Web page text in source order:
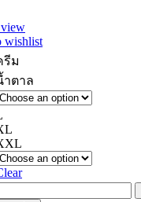
ล์
ล
variants.
The
may
be
chosen
product
page
wishlist
รีม
ำตาล
เกง